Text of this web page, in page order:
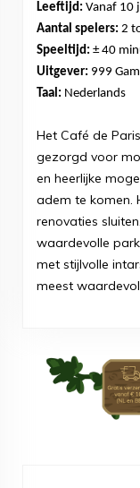
Leeftijd: Vanaf 10
Aantal spelers: 2
Speeltijd: ± 40
Uitgever: 999
Taal: Nederlands
Het Café de
gezorgd voor
en heerlijke
adem te komen.
renovaties
waardevolle
met stijlvolle
meest